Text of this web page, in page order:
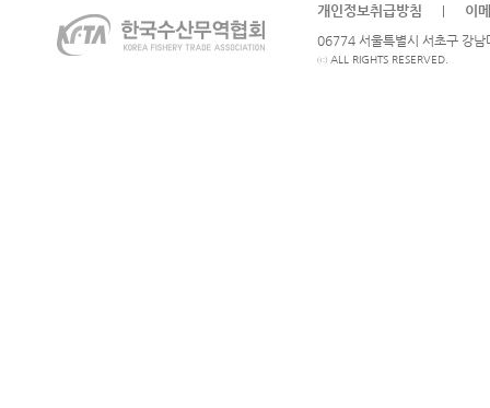
개인정보취급방침 이
06774 서울특별시 서초구 강
ⓒ ALL RIGHTS RESERVED.